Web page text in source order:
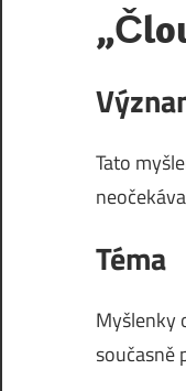
Tato
Téma
Myšlenky
současně